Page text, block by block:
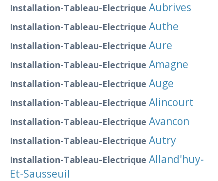
Installation-Tableau-Electrique Aubrives
Installation-Tableau-Electrique Authe
Installation-Tableau-Electrique Aure
Installation-Tableau-Electrique Amagne
Installation-Tableau-Electrique Auge
Installation-Tableau-Electrique Alincourt
Installation-Tableau-Electrique Avancon
Installation-Tableau-Electrique Autry
Installation-Tableau-Electrique Alland'huy-
Et-Sausseuil